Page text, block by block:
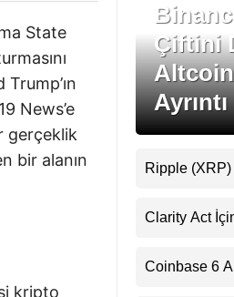
State
News’e
gerçeklik
bir alanın
kripto
Çiftini
Ayrıntı
Ripple
Uyarı
Clarity Act
Coinbase 6